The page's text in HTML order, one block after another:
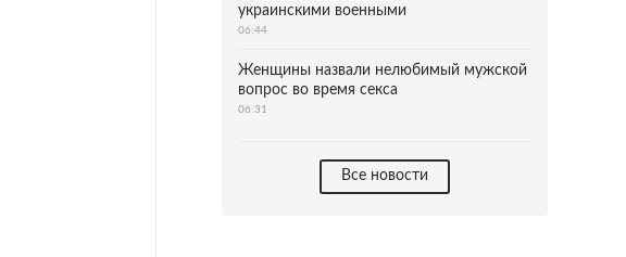
украинскими военными
06:44
Женщины назвали нелюбимый мужской
вопрос во время секса
06:31
Все новости